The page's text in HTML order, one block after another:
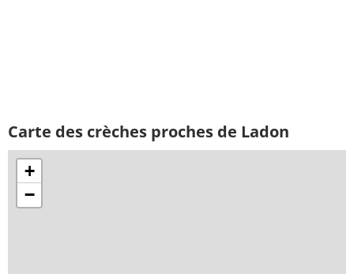
Carte des crèches proches de Ladon
+
−